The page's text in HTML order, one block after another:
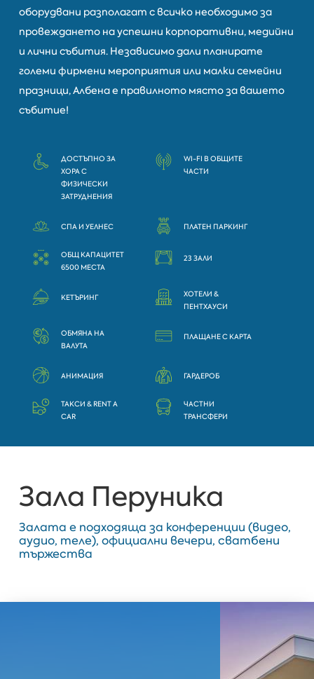
оборудвани разполагат с всичко необходимо за
провеждането на успешни корпоративни, медийни
и лични събития. Независимо дали планирате
големи фирмени мероприятия или малки семейни
празници, Албена е правилното място за вашето
събитие!
ДОСТЪПНО ЗА
ХОРА С
ФИЗИЧЕСКИ
ЗАТРУДНЕНИЯ
WI-FI В ОБЩИТЕ
ЧАСТИ
СПА И УЕЛНЕС ПЛАТЕН ПАРКИНГ
ОБЩ КАПАЦИТЕТ
6500 МЕСТА
23 ЗАЛИ
КЕТЪРИНГ
ХОТЕЛИ &
ПЕНТХАУСИ
ОБМЯНА НА
ВАЛУТА
ПЛАЩАНЕ С КАРТА
АНИМАЦИЯ ГАРДЕРОБ
ТАКСИ & RENT A
CAR
ЧАСТНИ
ТРАНСФЕРИ
Зала Перуника
Залата е подходяща за конференции (видео,
аудио, теле), официални вечери, сватбени
тържества